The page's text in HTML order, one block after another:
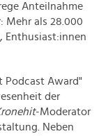
Anteilnahme
Mehr als 28.000
Enthusiast:innen
Podcast Award"
der
-Moderator
Neben